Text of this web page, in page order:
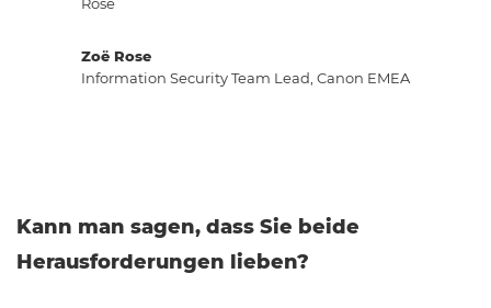
Zoë Rose
Information Security Team Lead, Canon EMEA
Kann man sagen, dass Sie beide
Herausforderungen lieben?